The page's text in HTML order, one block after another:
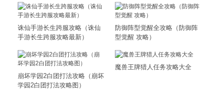
诛仙手游长生跨服攻略（诛仙
手游长生跨服攻略最新）
防御阵型觉醒全攻略（防御阵
型觉醒 攻略）
崩坏学园2白团打法攻略（崩坏
学园2白团打法攻略图）
魔兽王牌猎人任务攻略大全